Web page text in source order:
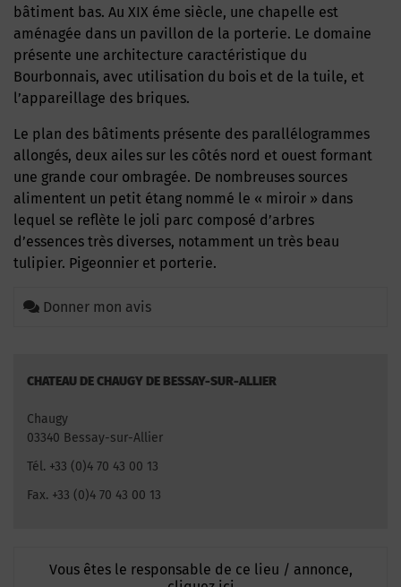
bâtiment bas. Au XIX éme siècle, une chapelle est
aménagée dans un pavillon de la porterie. Le domaine
présente une architecture caractéristique du
Bourbonnais, avec utilisation du bois et de la tuile, et
l’appareillage des briques.
Le plan des bâtiments présente des parallélogrammes
allongés, deux ailes sur les côtés nord et ouest formant
une grande cour ombragée. De nombreuses sources
alimentent un petit étang nommé le « miroir » dans
lequel se reflète le joli parc composé d’arbres
d’essences très diverses, notamment un très beau
tulipier. Pigeonnier et porterie.
Donner mon avis
CHATEAU DE CHAUGY DE BESSAY-SUR-ALLIER
Chaugy
03340 Bessay-sur-Allier
Tél. +33 (0)4 70 43 00 13
Fax. +33 (0)4 70 43 00 13
Vous êtes le responsable de ce lieu / annonce,